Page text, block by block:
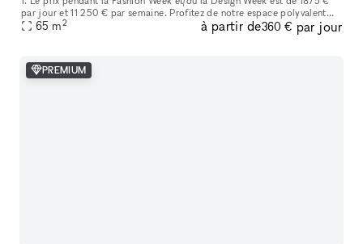
par jour et 11 250 € par semaine. Profitez de notre espace polyvalent
idéal pour les showrooms de mode, les produits de luxe, les
65 m2 à partir de360 € par jour
PREMIUM